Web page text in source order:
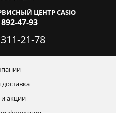
ЦЕНТР CASIO
47-93
21-78
акции